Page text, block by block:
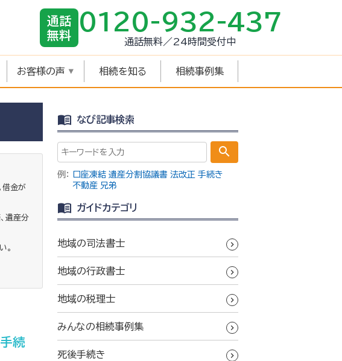
通話
無料
0120-932-437
通話無料／24時間受付中
お客様の声 相続を知る 相続事例集
借金が
遺産分
。
続
なび記事検索
search
例： 口座凍結 遺産分割協議書 法改正 手続き
不動産 兄弟
ガイドカテゴリ
地域の司法書士
地域の行政書士
地域の税理士
みんなの相続事例集
死後手続き